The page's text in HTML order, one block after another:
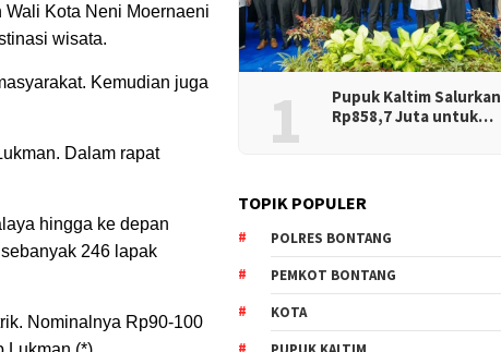
Kota Neni Moernaeni
wisata.
Kemudian juga
Dalam rapat
hingga ke depan
246 lapak
Nominalnya Rp90-100
1
Pupuk Kaltim Salurkan
Rp858,7 Juta untuk…
TOPIK POPULER
POLRES BONTANG
PEMKOT BONTANG
KOTA